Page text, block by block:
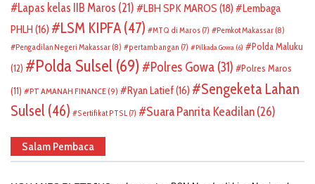
Lapas kelas IIB Maros (21) LBH SPK MAROS (18)
Lembaga
PHLH (16) LSM KIPFA (47) MTQ di Maros (7) Pemkot Makassar (8)
Pengadilan Negeri Makassar (8) pertambangan (7) Pilkada Gowa (6)
Polda Maluku
(12)
Polda Sulsel (69) Polres Gowa (31)
Polres Maros
(11)
PT AMANAH FINANCE(9) Ryan Latief(16)
Sengeketa Lahan
Sulsel (46) Sertifikat PTSL (7) Suara Panrita Keadilan(26)
Salam Pembaca